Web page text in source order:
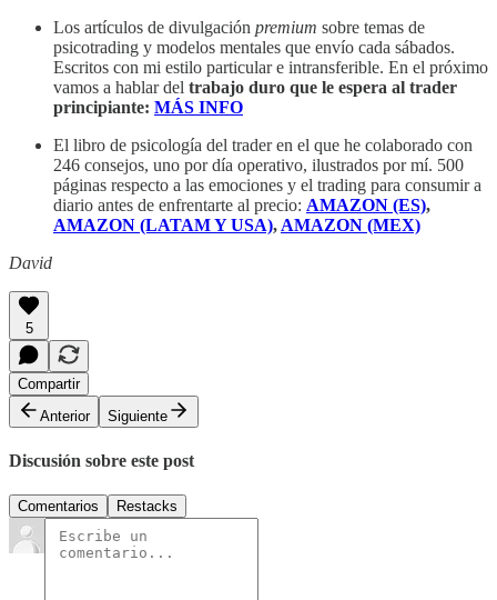
Los artículos de divulgación premium sobre temas de
psicotrading y modelos mentales que envío cada sábados.
Escritos con mi estilo particular e intransferible. En el próximo
vamos a hablar del trabajo duro que le espera al trader
principiante: MÁS INFO
El libro de psicología del trader en el que he colaborado con
246 consejos, uno por día operativo, ilustrados por mí. 500
páginas respecto a las emociones y el trading para consumir a
diario antes de enfrentarte al precio: AMAZON (ES),
AMAZON (LATAM Y USA), AMAZON (MEX)
David
5
Compartir
Anterior
Siguiente
Discusión sobre este post
Comentarios Restacks